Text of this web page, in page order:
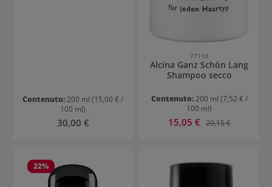
Contenuto:200 ml (15,00 € /
100 ml)
Prezzo normale:
30,00 €
77110
Alcina Ganz Schön Lang
Shampoo secco
Contenuto:200 ml (7,52 € /
100 ml)
Prezzo di vendita:
15,05 € Prezzo normale:
20,15 €
22%